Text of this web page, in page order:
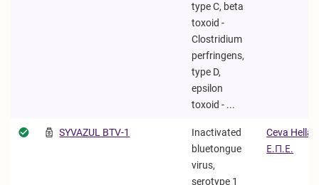
type C, beta
toxoid -
Clostridium
perfringens,
type D,
epsilon
toxoid - ...
SYVAZUL BTV-1
Inactivated
bluetongue
virus,
serotype 1
Ceva Hellas
Ε.Π.Ε.